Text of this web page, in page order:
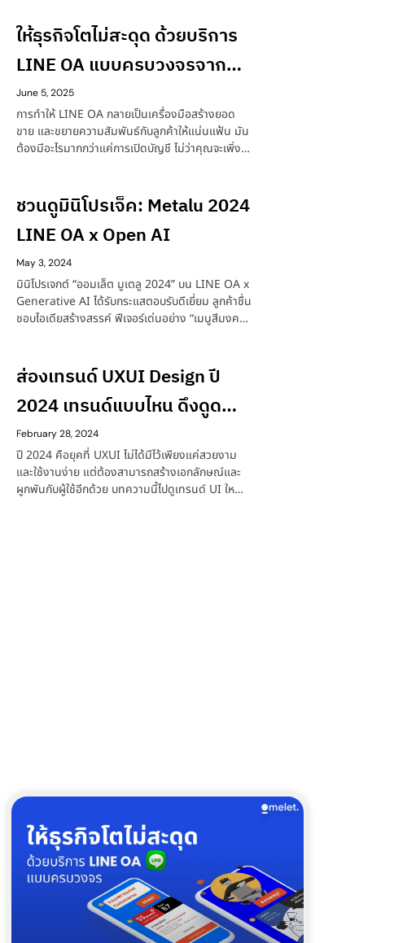
ให้ธุรกิจโตไม่สะดุด ด้วยบริการ
LINE OA แบบครบวงจรจาก
Omelet
June 5, 2025
การทำให้ LINE OA กลายเป็นเครื่องมือสร้างยอด
ขาย และขยายความสัมพันธ์กับลูกค้าให้แน่นแฟ้น มัน
ต้องมีอะไรมากกว่าแค่การเปิดบัญชี ไม่ว่าคุณจะเพิ่ง
ต้นจนจบ
ชวนดูมินิโปรเจ็ค: Metalu 2024
LINE OA x Open AI
May 3, 2024
มินิโปรเจกต์ “ออมเล็ต มูเตลู 2024” บน LINE OA x
Generative AI ได้รับกระแสตอบรับดีเยี่ยม ลูกค้าชื่น
ชอบไอเดียสร้างสรรค์ ฟีเจอร์เด่นอย่าง “เมนูสีมงคล
ส่องเทรนด์ UXUI Design ปี
2024 เทรนด์แบบไหน ดึงดูด
ลูกค้าของคุณ
February 28, 2024
ปี 2024 คือยุคที่ UXUI ไม่ได้มีไว้เพียงแค่สวยงาม
และใช้งานง่าย แต่ต้องสามารถสร้างเอกลักษณ์และ
ผูกพันกับผู้ใช้อีกด้วย บทความนี้ไปดูเทรนด์ UI ใหม่